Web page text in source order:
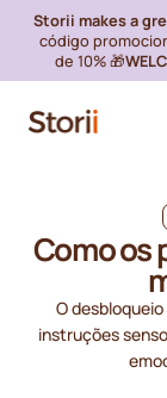
Storii makes a
código
de 10% 🎁
Como os
O
instruções